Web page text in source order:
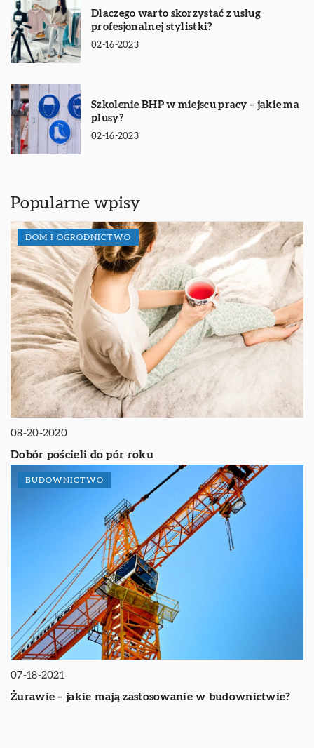
Dlaczego warto skorzystać z usług
profesjonalnej stylistki?
02-16-2023
Szkolenie BHP w miejscu pracy – jakie ma
plusy?
02-16-2023
Popularne wpisy
DOM I OGRODNICTWO
08-20-2020
Dobór pościeli do pór roku
BUDOWNICTWO
07-18-2021
Żurawie – jakie mają zastosowanie w budownictwie?